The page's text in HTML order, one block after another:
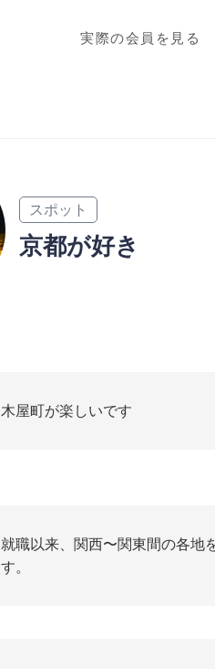
実際の会員を見る
スポット
京都が好き
木屋町が楽しいです
就職以来、関西〜関東間の各地
す。